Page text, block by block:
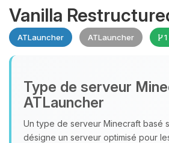
Vanilla
ATLauncher ATLauncher 1
Type de serveur
ATLauncher
Un type de serveur Minecraft basé
désigne un serveur optimisé pour